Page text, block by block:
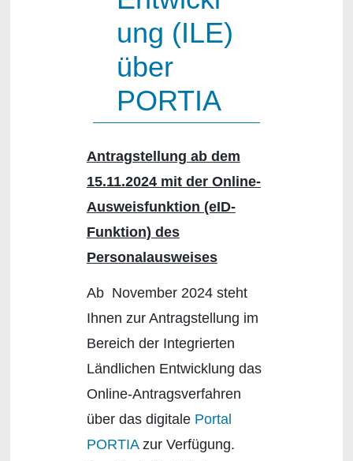
ung (ILE)
über
PORTIA
Antragstellung ab dem
15.11.2024 mit der Online-
Ausweisfunktion (eID-
Funktion) des
Personalausweises
Ab November 2024 steht
Ihnen zur Antragstellung im
Bereich der Integrierten
Ländlichen Entwicklung das
Online-Antragsverfahren
über das digitale Portal
PORTIAzur Verfügung.